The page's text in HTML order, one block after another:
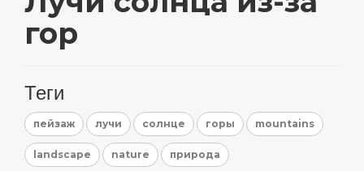
гор
Теги
пейзаж лучи солнце горы mountains
landscape nature природа